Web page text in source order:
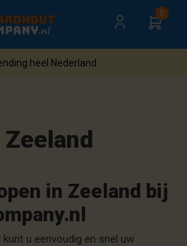
0
heel Nederland
in Zeeland bij
u eenvoudig en snel uw